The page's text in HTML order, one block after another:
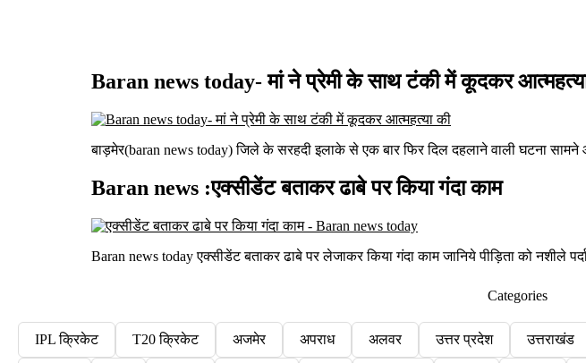
Baran news today- मां ने प्रेमी के साथ टंकी में कूदकर
बाड़मेर(baran news today) जिले के सरहदी इलाके से एक बार फिर दिल दहलाने वाली घटना
Baran news :एक्सीडेंट बताकर ढाबे पर किया गंदा काम
Baran news today एक्सीडेंट बताकर ढाबे पर लेजाकर किया गंदा काम जानिये पीड़िता को नशीले
Categories
IPL क्रिकेट T20 क्रिकेट अजमेर अपराध अलवर उत्तर प्रदेश उत्तराखंड